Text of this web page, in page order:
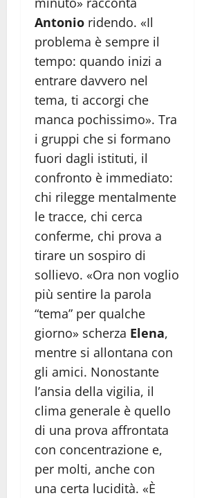
Antonio ridendo. «Il
problema è sempre il
tempo: quando inizi a
entrare davvero nel
tema, ti accorgi che
manca pochissimo». Tra
i gruppi che si formano
fuori dagli istituti, il
confronto è immediato:
chi rilegge mentalmente
le tracce, chi cerca
conferme, chi prova a
tirare un sospiro di
sollievo. «Ora non voglio
più sentire la parola
“tema” per qualche
giorno» scherza Elena,
mentre si allontana con
gli amici. Nonostante
l’ansia della vigilia, il
clima generale è quello
di una prova affrontata
con concentrazione e,
per molti, anche con
una certa lucidità. «È